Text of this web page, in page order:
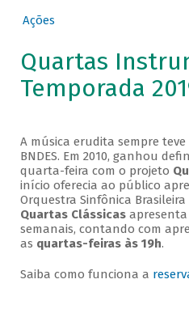
Ações
Quartas
Temporada
A música erudita sempre
BNDES. Em 2010, ganhou
quarta-feira com o projeto
início oferecia ao público
Orquestra Sinfônica
Quartas Clássicasapresenta
semanais, contando com
as quartas-feiras às 19h.
Saiba como funciona a